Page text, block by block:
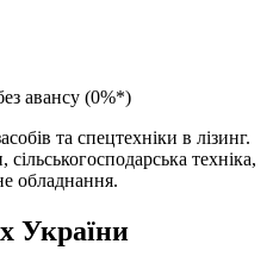
авансу (0%*)
та спецтехніки в лізинг.
техніка,
обладнання.
України